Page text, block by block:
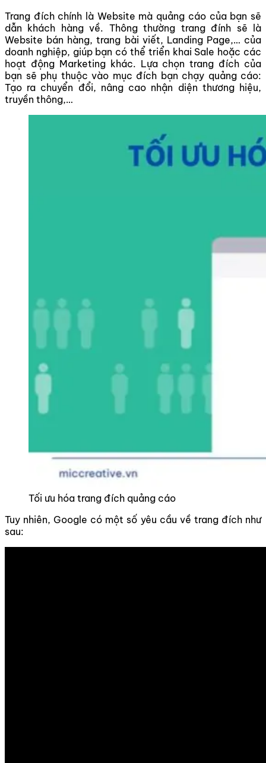
Trang đích chính là Website mà quảng cáo của bạn sẽ
dẫn khách hàng về. Thông thường trang đính sẽ là
Website bán hàng, trang bài viết, Landing Page,… của
doanh nghiệp, giúp bạn có thể triển khai Sale hoặc các
hoạt động Marketing khác. Lựa chọn trang đích của
bạn sẽ phụ thuộc vào mục đích bạn chạy quảng cáo:
Tạo ra chuyển đổi, nâng cao nhận diện thương hiệu,
truyền thông,…
Tối ưu hóa trang đích quảng cáo
Tuy nhiên, Google có một số yêu cầu về trang đích như
sau: